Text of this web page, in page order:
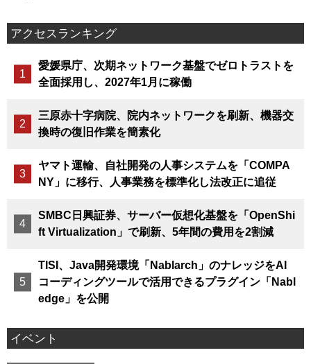
アクセスランキング
愛媛県庁、次期ネットワーク基盤でゼロトラストを
全面採用し、2027年1月に稼働
三原赤十字病院、院内ネットワークを刷新、機器交
換時の復旧作業を簡素化
ヤマト運輸、自社開発の人事システムを「COMPA
NY」に移行、人事業務を標準化し法改正に追従
SMBC日興証券、サーバー仮想化基盤を「OpenShi
ft Virtualization」で刷新、5年間の費用を2割減
TISI、Java開発環境「Nablarch」のナレッジをAI
コーディングツールで活用できるプラグイン「Nabl
edge」を公開
イベント